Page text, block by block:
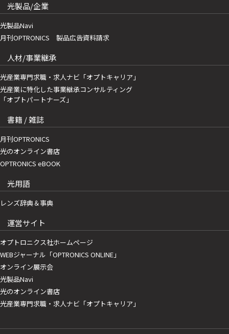
光製品/企業
光製品Navi
月刊OPTRONICS 製品広告資料請求
人材/事業継承
光産業専門求職・求人ナビ「オプトキャリア」
光産業に特化した事業継承コンサルティング
「オプトパートナーズ」
書籍 / 雑誌
月刊OPTRONICS
光のオンライン書店
OPTRONICS eBOOK
光用語
レンズ辞典＆事典
運営サイト
オプトロニクス社ホームページ
WEBジャーナル「OPTRONICS ONLINE」
オンライン展示会
光製品Navi
光のオンライン書店
光産業専門求職・求人ナビ「オプトキャリア」